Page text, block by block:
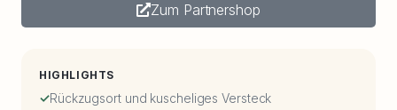
Zum Partnershop
HIGHLIGHTS
Rückzugsort und kuscheliges Versteck